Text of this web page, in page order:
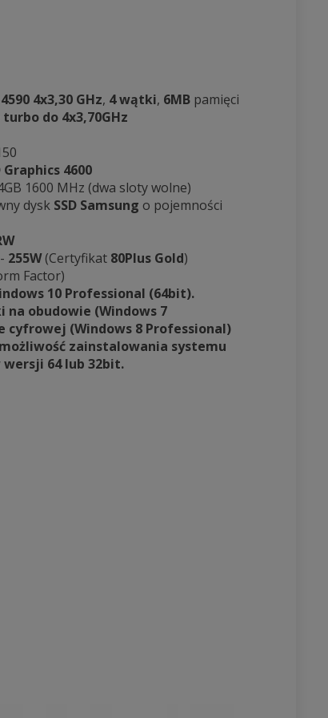
4x3,30 GHz, 4 wątki, 6MB pamięci
do 4x3,70GHz
Graphics 4600
1600 MHz (dwa sloty wolne)
dysk SSD Samsung o pojemności
- 255W(Certyfikat 80Plus Gold)
Factor)
10 Professional (64bit).
obudowie (Windows 7
cyfrowej (Windows 8 Professional)
zainstalowania systemu
64 lub 32bit.